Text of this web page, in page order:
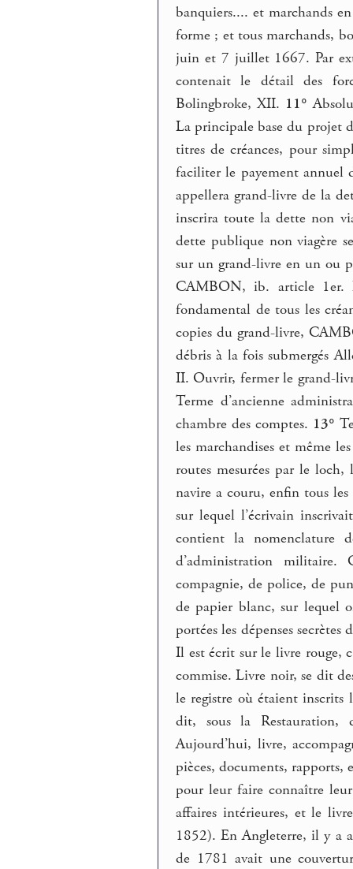
banquiers.... et marchands
forme ; et tous marchands,
juin et 7 juillet 1667. Par
contenait le détail des
Bolingbroke, XII. 11°
La principale base du projet
titres de créances, pour
faciliter le payement annuel
appellera grand-livre de la
inscrira toute la dette non
dette publique non viagère
sur un grand-livre en un ou
CAMBON, ib. article 1er.
fondamental de tous les
copies du grand-livre,
débris à la fois submergés
II. Ouvrir, fermer le grand-
Terme d’ancienne
chambre des comptes. 13°
les marchandises et même
routes mesurées par le
navire a couru, enfin tous
sur lequel l’écrivain
contient la nomenclature
d’administration
compagnie, de police, de
de papier blanc, sur lequel
portées les dépenses
Il est écrit sur le livre rouge,
commise. Livre noir, se dit
le registre où étaient inscrits
dit, sous la Restauration,
Aujourd’hui, livre,
pièces, documents, rapports,
pour leur faire connaître
affaires intérieures, et le
1852). En Angleterre, il y a
de 1781 avait une